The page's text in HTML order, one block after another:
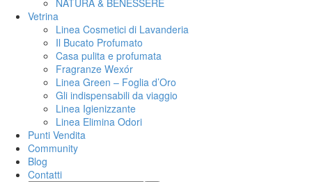
Vetrina
Linea Cosmetici di Lavanderia
Il Bucato Profumato
Casa pulita e profumata
Fragranze Wexór
Linea Green – Foglia d’Oro
Gli indispensabili da viaggio
Linea Igienizzante
Linea Elimina Odori
Punti Vendita
Community
Blog
Contatti